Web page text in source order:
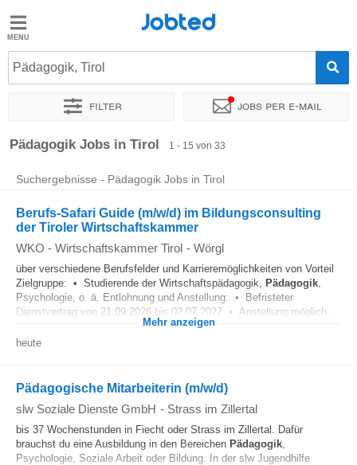
Jobted
Jobs
Jobted
Pädagogik, Tirol
Filter Jobs per e-mail
Sortieren nach Unternehmen Personaldienstleister
Pädagogik Jobs in Tirol 1 - 15 von 33
Suchergebnisse - Pädagogik Jobs in Tirol
Berufs-Safari Guide (m/w/d) im Bildungsconsulting
der Tiroler Wirtschaftskammer
WKO - Wirtschaftskammer Tirol - Wörgl
über verschiedene Berufsfelder und Karrieremöglichkeiten von Vorteil
Zielgruppe: • Studierende der Wirtschaftspädagogik, Pädagogik,
Psychologie, o. ä. Entlohnung und Anstellung: • Befristeter
Dienstvertrag von 21.09.2026 bis 02.07.2027 • Anstellung möglich...
Mehr anzeigen
heute
Pädagogische Mitarbeiterin (m/w/d)
slw Soziale Dienste GmbH - Strass im Zillertal
bis 37 Wochenstunden in Fiecht oder Strass im Zillertal. Dafür
brauchst du eine Ausbildung in den Bereichen Pädagogik,
Psychologie, Soziale Arbeit oder Bildung. In der slw Jugendhilfe